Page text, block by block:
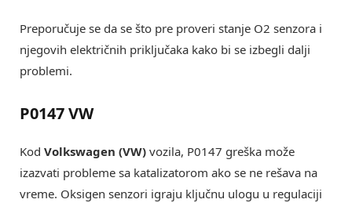
Preporučuje se da se što pre proveri stanje O2 senzora i
njegovih električnih priključaka kako bi se izbegli dalji
problemi.
P0147 VW
Kod Volkswagen (VW) vozila, P0147 greška može
izazvati probleme sa katalizatorom ako se ne rešava na
vreme. Oksigen senzori igraju ključnu ulogu u regulaciji